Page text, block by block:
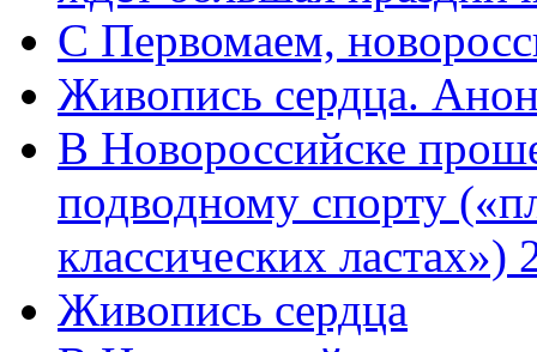
C Первомаем,
Живопись сердца.
В Новороссийске
подводному спорту
классических
Живопись сердца